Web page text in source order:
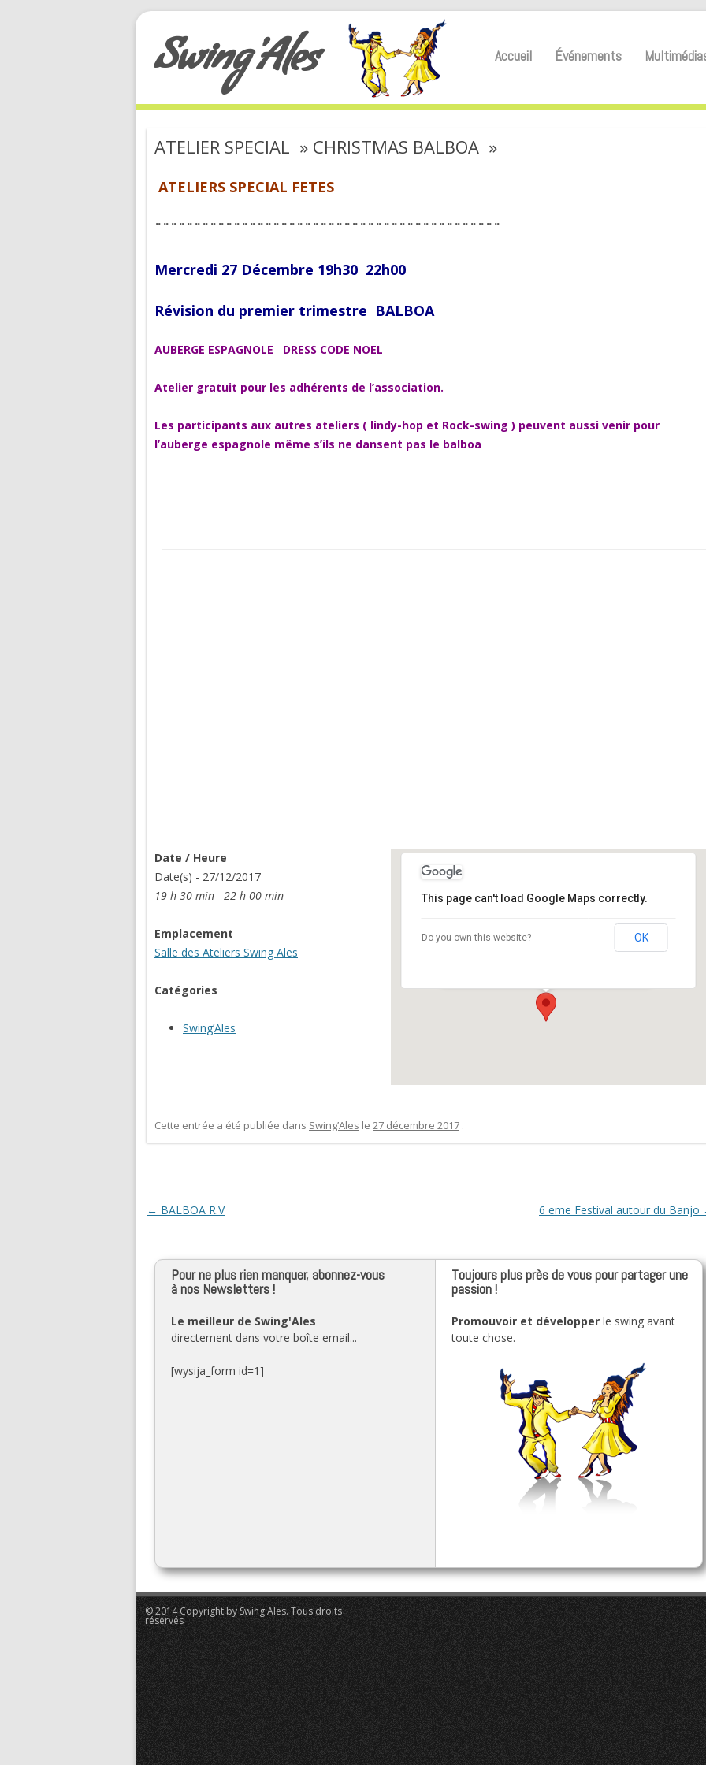
Swing'Ales Accueil Événements
ATELIER SPECIAL » CHRISTMAS BALBOA »
ATELIERS SPECIAL FETES
¨¨¨¨¨¨¨¨¨¨¨¨¨¨¨¨¨¨¨¨¨¨¨¨¨¨¨¨¨¨¨¨¨¨¨¨¨¨¨¨¨¨¨¨
Mercredi 27 Décembre 19h30 22h00
Révision du premier trimestre BALBOA
AUBERGE ESPAGNOLE DRESS CODE NOEL
Atelier gratuit pour les adhérents de l’association.
Les participants aux autres ateliers ( lindy-hop et Rock-swing ) peuvent aussi venir pour
l’auberge espagnole même s’ils ne dansent pas le balboa
Salle des Ateliers Swing Ales
rue du professeur Constantin Vago - St
This page can't load Google Maps correctly.
Do you own this website? OK
Date / Heure
Date(s) - 27/12/2017
19 h 30 min - 22 h 00 min
Emplacement
Salle des Ateliers Swing Ales
Catégories
Swing’Ales
Cette entrée a été publiée dans Swing’Ales le 27 décembre 2017 .
Navigation des articles
← BALBOA R.V 6 eme Festival autour du Banjo
Pour ne plus rien manquer, abonnez-vous
à nos Newsletters !
Le meilleur de Swing'Ales
directement dans votre boîte email...
[wysija_form id=1]
Toujours plus près de vous pour partager une
passion !
Promouvoir et développer le swing avant
toute chose.
© 2014 Copyright by Swing Ales. Tous droits
réservés